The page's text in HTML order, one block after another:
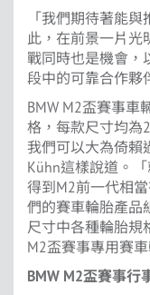
「我們期待著能
此，在前景一片光
戰同時也是機會，
段中的可靠合作夥
BMW M2盃賽事車
格，每款尺寸均為
我們可以大為倚賴
Kühn這樣說道。
得到M2前一代相
們的賽車輪胎產品
尺寸中各種輪胎規
M2盃賽事專用賽
BMW M2盃賽事行